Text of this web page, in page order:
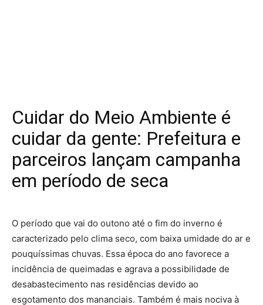
Cuidar do Meio Ambiente é
cuidar da gente: Prefeitura e
parceiros lançam campanha
em período de seca
O período que vai do outono até o fim do inverno é
caracterizado pelo clima seco, com baixa umidade do ar e
pouquíssimas chuvas. Essa época do ano favorece a
incidência de queimadas e agrava a possibilidade de
desabastecimento nas residências devido ao
esgotamento dos mananciais. Também é mais nociva à